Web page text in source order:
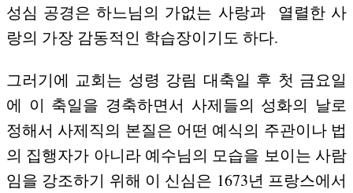
성심 공경은 하느님의 가없는 사랑과
열렬한 사
랑의 가장 감동적인 학습장이기도 하다.
그러기에 교회는 성령 강림 대축일 후 첫 금요일
에 이 축일을 경축하면서 사제들의 성화의 날로
정해서 사제직의 본질은 어떤 예식의 주관이나 법
의 집행자가 아니라 예수님의 모습을 보이는 사람
임을 강조하기 위해 이 신심은 1673년 프랑스에서